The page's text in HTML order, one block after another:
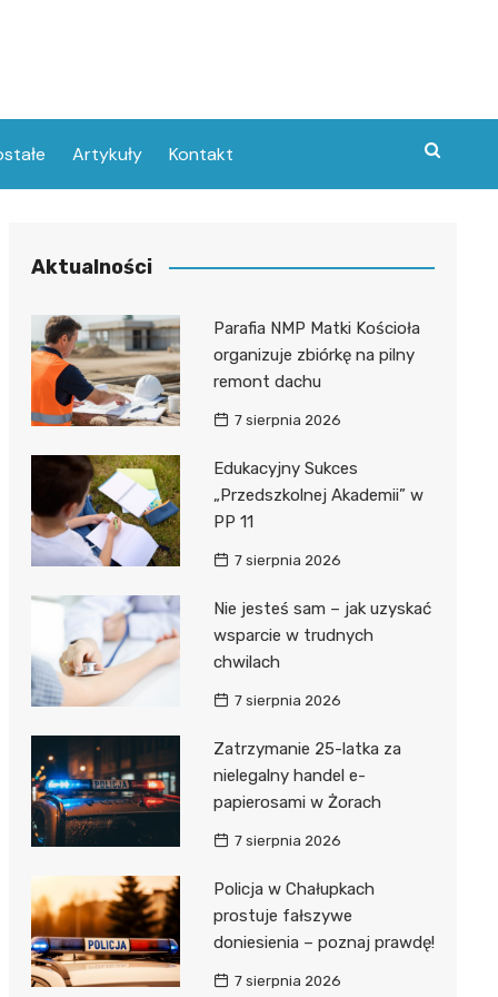
Artykuły Kontakt
Aktualności
Parafia NMP Matki Kościoła
organizuje zbiórkę na pilny
remont dachu
7 sierpnia 2026
Edukacyjny Sukces
„Przedszkolnej Akademii” w
PP 11
7 sierpnia 2026
Nie jesteś sam – jak uzyskać
wsparcie w trudnych
chwilach
7 sierpnia 2026
Zatrzymanie 25-latka za
nielegalny handel e-
papierosami w Żorach
7 sierpnia 2026
Policja w Chałupkach
prostuje fałszywe
doniesienia – poznaj prawdę!
7 sierpnia 2026